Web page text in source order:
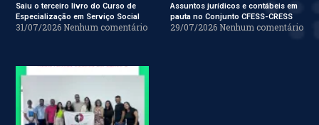
Saiu o terceiro livro do Curso de
Especialização em Serviço Social
31/07/2026 Nenhum comentário
Assuntos jurídicos e contábeis em
pauta no Conjunto CFESS-CRESS
29/07/2026 Nenhum comentário